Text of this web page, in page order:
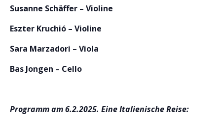
Susanne Schäffer – Violine
Eszter Kruchió – Violine
Sara Marzadori – Viola
Bas Jongen – Cello
Programm am 6.2.2025. Eine Italienische Reise: